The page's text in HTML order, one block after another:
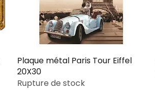
Plaque métal Paris Tour Eiffel
20X30
Rupture de stock